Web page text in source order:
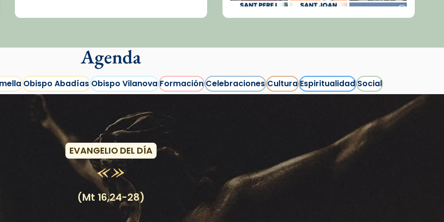
Síguenos en Instagram
Agenda
Obispo AbadíasObispo VilanovaFormaciónCelebracionesCulturaEspiritualidadSocial
Eventos
EVANGELIO DEL DÍA
(Mt 16,24-28)